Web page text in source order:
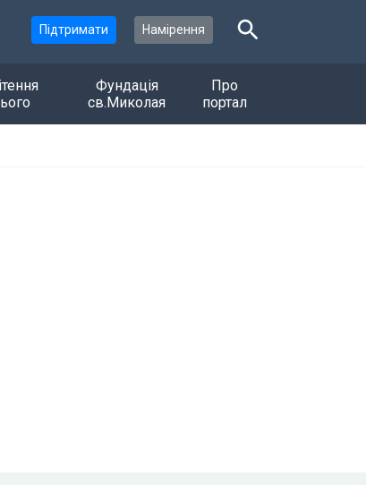
Підтримати Намірення
Фундація
св.Миколая
Про
портал